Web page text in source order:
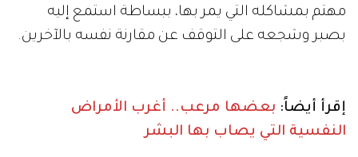
مهتم بمشاكله التي يمر بها، ببساطة استمع إليه
بصبر وشجعه على التوقف عن مقارنة نفسه بالآخرين.
إقرأ أيضاً: بعضها مرعب.. أغرب الأمراض
النفسية التي يصاب بها البشر